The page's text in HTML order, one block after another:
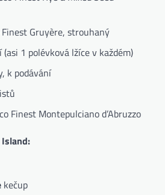
Finest Gruyère, strouhaný
(asi 1 polévková lžíce v každém)
k podávání
Finest Montepulciano d’Abruzzo
kečup